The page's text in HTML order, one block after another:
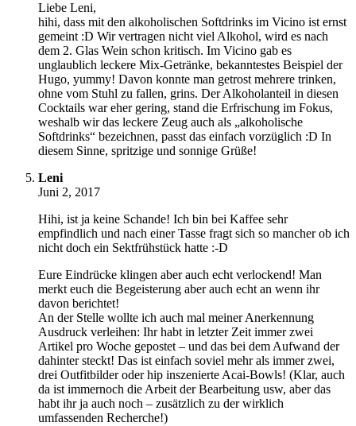
Liebe Leni,
hihi, dass mit den alkoholischen Softdrinks im Vicino ist ernst
gemeint :D Wir vertragen nicht viel Alkohol, wird es nach
dem 2. Glas Wein schon kritisch. Im Vicino gab es
unglaublich leckere Mix-Getränke, bekanntestes Beispiel der
Hugo, yummy! Davon konnte man getrost mehrere trinken,
ohne vom Stuhl zu fallen, grins. Der Alkoholanteil in diesen
Cocktails war eher gering, stand die Erfrischung im Fokus,
weshalb wir das leckere Zeug auch als „alkoholische
Softdrinks“ bezeichnen, passt das einfach vorzüglich :D In
diesem Sinne, spritzige und sonnige Grüße!
Leni
Juni 2, 2017
Hihi, ist ja keine Schande! Ich bin bei Kaffee sehr
empfindlich und nach einer Tasse fragt sich so mancher ob ich
nicht doch ein Sektfrühstück hatte :-D
Eure Eindrücke klingen aber auch echt verlockend! Man
merkt euch die Begeisterung aber auch echt an wenn ihr
davon berichtet!
An der Stelle wollte ich auch mal meiner Anerkennung
Ausdruck verleihen: Ihr habt in letzter Zeit immer zwei
Artikel pro Woche gepostet – und das bei dem Aufwand der
dahinter steckt! Das ist einfach soviel mehr als immer zwei,
drei Outfitbilder oder hip inszenierte Acai-Bowls! (Klar, auch
da ist immernoch die Arbeit der Bearbeitung usw, aber das
habt ihr ja auch noch – zusätzlich zu der wirklich
umfassenden Recherche!)